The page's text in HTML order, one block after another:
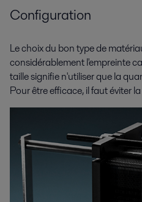
Configuration
Le choix du bon type de
considérablement l'empreinte
taille signifie n'utiliser que la
Pour être efficace, il faut éviter